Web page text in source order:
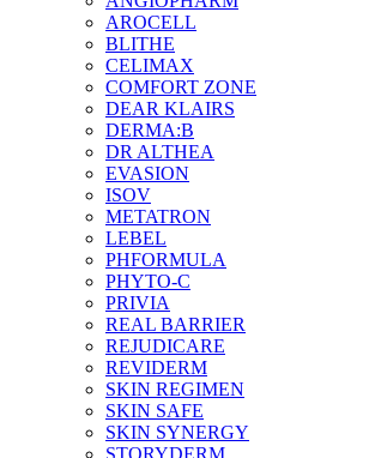
AROCELL
BLITHE
CELIMAX
COMFORT ZONE
DEAR KLAIRS
DERMA:B
DR ALTHEA
EVASION
ISOV
METATRON
LEBEL
PHFORMULA
PHYTO-C
PRIVIA
REAL BARRIER
REJUDICARE
REVIDERM
SKIN REGIMEN
SKIN SAFE
SKIN SYNERGY